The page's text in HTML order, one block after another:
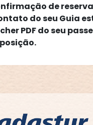
de
do seu Guia
PDF do seu